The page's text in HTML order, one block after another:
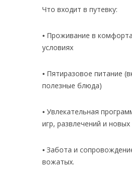
Что входит в путевку:
⦁ Проживание в
условиях
⦁ Пятиразовое питание
полезные блюда)
⦁ Увлекательная
игр, развлечений и
⦁ Забота и
вожатых.